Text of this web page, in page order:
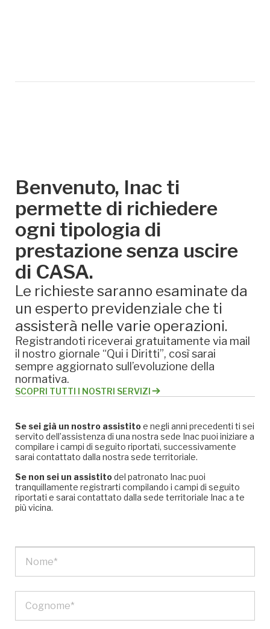
Benvenuto, Inac ti
permette di richiedere
ogni tipologia di
prestazione senza uscire
di CASA.
Le richieste saranno esaminate da
un esperto previdenziale che ti
assisterà nelle varie operazioni.
Registrandoti riceverai gratuitamente via mail
il nostro giornale “Qui i Diritti”, così sarai
sempre aggiornato sull’evoluzione della
normativa.
SCOPRI TUTTI I NOSTRI SERVIZI
Se sei già un nostro assistitoe negli anni precedenti ti sei
servito dell’assistenza di una nostra sede Inac puoi iniziare a
compilare i campi di seguito riportati, successivamente
sarai contattato dalla nostra sede territoriale.
Se non sei un assistitodel patronato Inac puoi
tranquillamente registrarti compilando i campi di seguito
riportati e sarai contattato dalla sede territoriale Inac a te
più vicina.